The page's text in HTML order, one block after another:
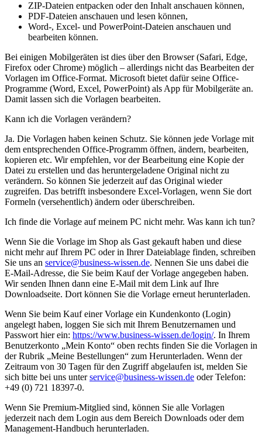
ZIP-Dateien entpacken oder den Inhalt anschauen können,
PDF-Dateien anschauen und lesen können,
Word-, Excel- und PowerPoint-Dateien anschauen und
bearbeiten können.
Bei einigen Mobilgeräten ist dies über den Browser (Safari, Edge,
Firefox oder Chrome) möglich – allerdings nicht das Bearbeiten der
Vorlagen im Office-Format. Microsoft bietet dafür seine Office-
Programme (Word, Excel, PowerPoint) als App für Mobilgeräte an.
Damit lassen sich die Vorlagen bearbeiten.
Kann ich die Vorlagen verändern?
Ja. Die Vorlagen haben keinen Schutz. Sie können jede Vorlage mit
dem entsprechenden Office-Programm öffnen, ändern, bearbeiten,
kopieren etc. Wir empfehlen, vor der Bearbeitung eine Kopie der
Datei zu erstellen und das heruntergeladene Original nicht zu
verändern. So können Sie jederzeit auf das Original wieder
zugreifen. Das betrifft insbesondere Excel-Vorlagen, wenn Sie dort
Formeln (versehentlich) ändern oder überschreiben.
Ich finde die Vorlage auf meinem PC nicht mehr. Was kann ich tun?
Wenn Sie die Vorlage im Shop als Gast gekauft haben und diese
nicht mehr auf Ihrem PC oder in Ihrer Dateiablage finden, schreiben
Sie uns an service@business-wissen.de. Nennen Sie uns dabei die
E-Mail-Adresse, die Sie beim Kauf der Vorlage angegeben haben.
Wir senden Ihnen dann eine E-Mail mit dem Link auf Ihre
Downloadseite. Dort können Sie die Vorlage erneut herunterladen.
Wenn Sie beim Kauf einer Vorlage ein Kundenkonto (Login)
angelegt haben, loggen Sie sich mit Ihrem Benutzernamen und
Passwort hier ein: https://www.business-wissen.de/login/. In Ihrem
Benutzerkonto „Mein Konto“ oben rechts finden Sie die Vorlagen in
der Rubrik „Meine Bestellungen“ zum Herunterladen. Wenn der
Zeitraum von 30 Tagen für den Zugriff abgelaufen ist, melden Sie
sich bitte bei uns unterservice@business-wissen.de oder Telefon:
+49 (0) 721 18397-0.
Wenn Sie Premium-Mitglied sind, können Sie alle Vorlagen
jederzeit nach dem Login aus dem Bereich Downloads oder dem
Management-Handbuch herunterladen.